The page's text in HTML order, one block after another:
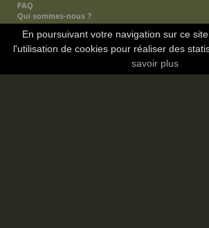
FAQ
Qui sommes-nous ?
Nos partenaires
Faites-nous connaitre
Nous contacter
En poursuivant votre navigation sur ce
l'utilisation de cookies pour réaliser des
savoir plus